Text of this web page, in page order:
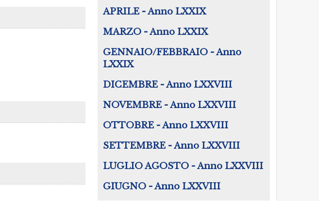
APRILE - Anno LXXIX
MARZO - Anno LXXIX
GENNAIO/FEBBRAIO - Anno
LXXIX
DICEMBRE - Anno LXXVIII
NOVEMBRE - Anno LXXVIII
OTTOBRE - Anno LXXVIII
SETTEMBRE - Anno LXXVIII
LUGLIO AGOSTO - Anno LXXVIII
GIUGNO - Anno LXXVIII